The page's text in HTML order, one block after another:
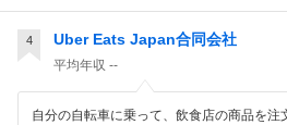
4 Uber Eats Japan合同会社
平均年収 --
自分の自転車に乗って、飲食店の商品を